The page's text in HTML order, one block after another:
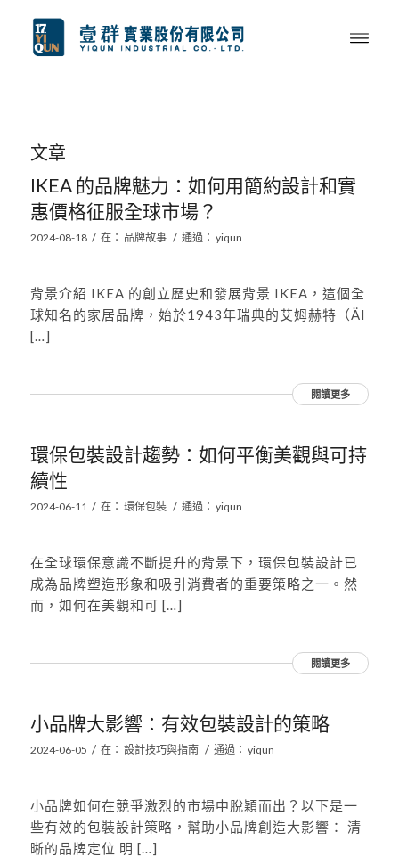
文章
IKEA 的品牌魅力：如何用簡約設計和實
惠價格征服全球市場？
2024-08-18 / 在： 品牌故事 / 通過： yiqun
背景介紹 IKEA 的創立歷史和發展背景 IKEA，這個全
球知名的家居品牌，始於1943年瑞典的艾姆赫特（Äl
[…]
閱讀更多
環保包裝設計趨勢：如何平衡美觀與可持
續性
2024-06-11 / 在： 環保包裝 / 通過： yiqun
在全球環保意識不斷提升的背景下，環保包裝設計已
成為品牌塑造形象和吸引消費者的重要策略之一。然
而，如何在美觀和可 […]
閱讀更多
小品牌大影響：有效包裝設計的策略
2024-06-05 / 在： 設計技巧與指南 / 通過： yiqun
小品牌如何在競爭激烈的市場中脫穎而出？以下是一
些有效的包裝設計策略，幫助小品牌創造大影響： 清
晰的品牌定位 明 […]